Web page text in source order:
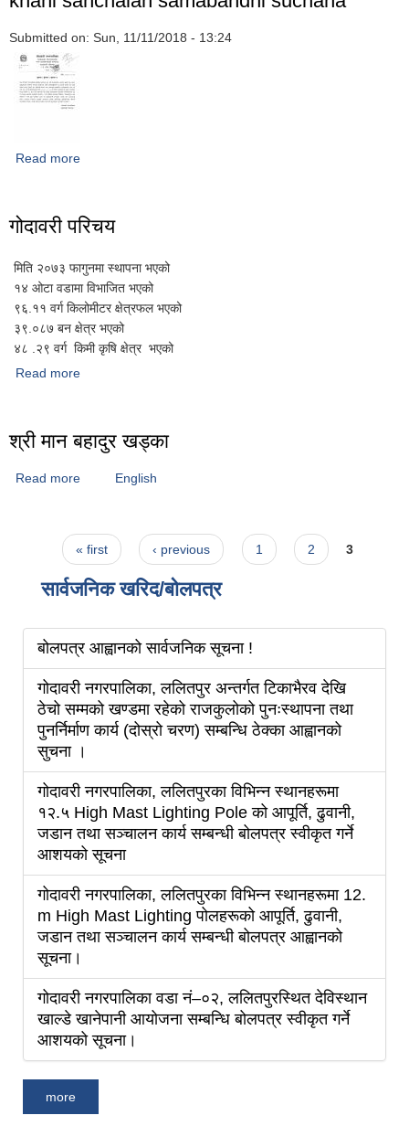
Submitted on: Sun, 11/11/2018 - 13:24
Read more
गोदावरी परिचय
मिति २०७३ फागुनमा स्थापना भएको
१४ ओटा वडामा विभाजित भएको
९६.११ वर्ग किलोमीटर क्षेत्रफल भएको
३९.०८७ बन क्षेत्र भएको
४८ .२९ वर्ग किमी कृषि क्षेत्र भएको
Read more
श्री मान बहादुर खड्का
Read more about श्री मान बहादुर खड्का
English
Pages« first ‹ previous 1 2 3
सार्वजनिक खरिद/बोलपत्र
बोलपत्र आह्वानको सार्वजनिक सूचना !
गोदावरी नगरपालिका, ललितपुर अन्तर्गत टिकाभैरव देखि
ठेचो सम्मको खण्डमा रहेको राजकुलोको पुनःस्थापना तथा
पुनर्निर्माण कार्य (दोस्रो चरण) सम्बन्धि ठेक्का आह्वानको
सुचना ।
गोदावरी नगरपालिका, ललितपुरका विभिन्न स्थानहरूमा
१२.५ High Mast Lighting Pole को आपूर्ति, ढुवानी,
जडान तथा सञ्चालन कार्य सम्बन्धी बोलपत्र स्वीकृत गर्ने
आशयको सूचना
गोदावरी नगरपालिका, ललितपुरका विभिन्न स्थानहरूमा 12.
m High Mast Lighting पोलहरूको आपूर्ति, ढुवानी,
जडान तथा सञ्चालन कार्य सम्बन्धी बोलपत्र आह्वानको
सूचना।
गोदावरी नगरपालिका वडा नं–०२, ललितपुरस्थित देविस्थान
खाल्डे खानेपानी आयोजना सम्बन्धि बोलपत्र स्वीकृत गर्ने
आशयको सूचना।
more